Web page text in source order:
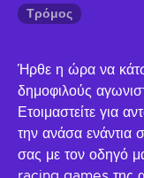
Τρόμος
Ήρθε η ώρα να
δημοφιλούς
Ετοιμαστείτε για
την ανάσα ενάντια
σας με τον οδηγό